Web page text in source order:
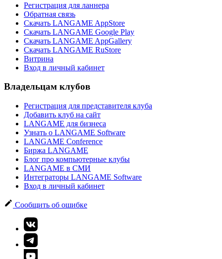
Регистрация для ланнера
Обратная связь
Скачать LANGAME AppStore
Скачать LANGAME Google Play
Скачать LANGAME AppGallery
Скачать LANGAME RuStore
Витрина
Вход в личный кабинет
Владельцам клубов
Регистрация для представителя клуба
Добавить клуб на сайт
LANGAME для бизнеса
Узнать о LANGAME Software
LANGAME Conference
Биржа LANGAME
Блог про компьютерные клубы
LANGAME в СМИ
Интеграторы LANGAME Software
Вход в личный кабинет
Сообщить об ошибке